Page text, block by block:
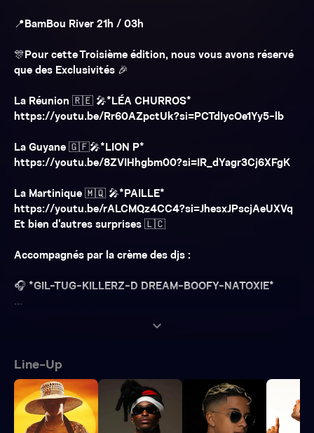
📍BamBou River 21h / 03h
🎊Pour cette Troisième édition, nous vous avons réservé
que des Exclusivités 🎉
La Réunion 🇷🇪 🎤*LÉA CHURROS*
https://youtu.be/Rr60AZpctUk?si=PCTdIycOe1Yy5-lb
La Guyane 🇬🇫🎤*LION P*
https://youtu.be/8ZVIHhgbm00?si=IR_dYagr3Cj6XFgK
La Martinique 🇲🇶 🎤*PAILLE*
https://youtu.be/rALCMQz4CC4?si=JhesxJPscjAeUXVq
Et bien d'autres surprises 🇱🇨
Accompagnés par la crème des djs :
🎧 *GIL-TUG-KILLERZ-D DREAM-BOOFY-NATOXIE*
...
expand_more
Line-Up